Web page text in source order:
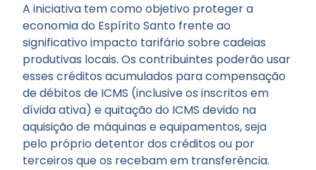
A iniciativa tem como objetivo proteger a
economia do Espírito Santo frente ao
significativo impacto tarifário sobre cadeias
produtivas locais. Os contribuintes poderão usar
esses créditos acumulados para compensação
de débitos de ICMS (inclusive os inscritos em
dívida ativa) e quitação do ICMS devido na
aquisição de máquinas e equipamentos, seja
pelo próprio detentor dos créditos ou por
terceiros que os recebam em transferência.